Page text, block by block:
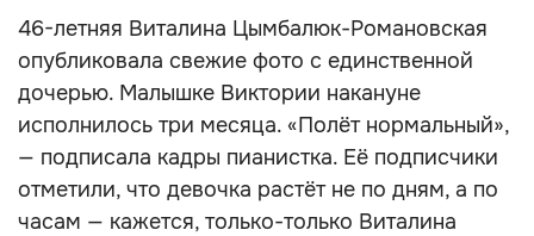
46-летняя Виталина Цымбалюк-Романовская
опубликовала свежие фото с единственной
дочерью. Малышке Виктории накануне
исполнилось три месяца. «Полёт нормальный»,
— подписала кадры пианистка. Её подписчики
отметили, что девочка растёт не по дням, а по
часам — кажется, только-только Виталина